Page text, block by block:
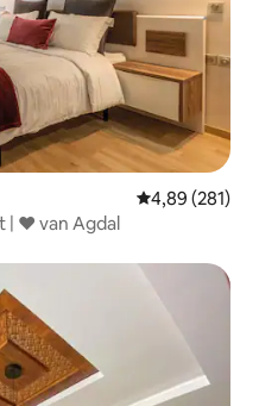
Gemiddelde
4,89 (281)
| ♥ ️van Agdal